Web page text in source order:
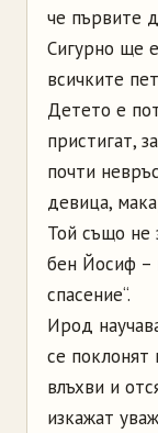
че първите
Сигурно ще
всичките
Детето е
пристигат,
почти
девица,
Той също не
бен Йосиф –
спасение“.
Ирод
се поклонят
влъхви и
изкажат